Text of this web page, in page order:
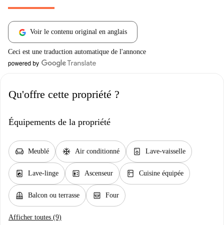
Voir le contenu original en anglais
Ceci est une traduction automatique de l'annonce
Qu'offre cette propriété ?
Équipements de la propriété
chair Meublé ac_unit Air conditionné dishwasher_gen Lave-vaisselle
local_laundry_service Lave-linge elevator Ascenseur kitchen Cuisine équipée
balcony Balcon ou terrasse oven_gen Four
Afficher toutes (9)